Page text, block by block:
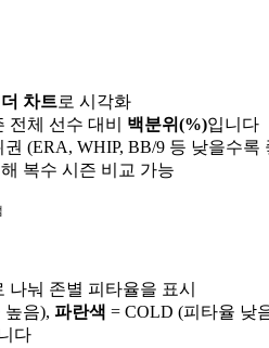
차트로 시각화
전체 선수 대비 백분위(%)입니다
(ERA, WHIP, BB/9 등 낮을수
복수 시즌 비교 가능
나눠 존별 피타율을 표시
높음), 파란색 = COLD (피타율 낮
다